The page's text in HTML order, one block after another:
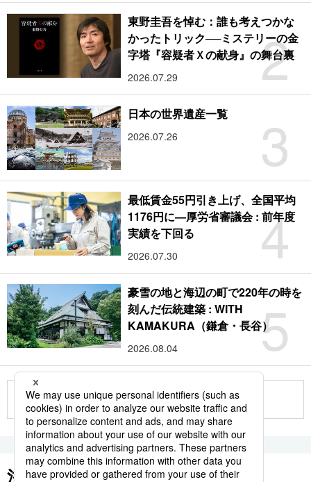
2
東野圭吾を悼む：誰も考えつかな
かったトリック──ミステリーの金
字塔『容疑者Ｘの献身』の舞台裏
2026.07.29
3
日本の世界遺産一覧
2026.07.26
4
最低賃金55円引き上げ、全国平均
1176円に―厚労省審議会 : 前年度
実績を下回る
2026.07.30
5
豪雪の地と海辺の町で220年の時を
刻んだ伝統建築 : WITH
KAMAKURA（鎌倉・長谷）
2026.08.04
もっと見る
注目のキーワード